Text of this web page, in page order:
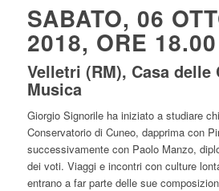
SABATO, 06
2018, ORE 18.00
Velletri (RM), Casa delle
Musica
Giorgio Signorile ha iniziato a studiare
Conservatorio di Cuneo, dapprima con
successivamente con Paolo Manzo,
dei voti. Viaggi e incontri con culture
entrano a far parte delle sue